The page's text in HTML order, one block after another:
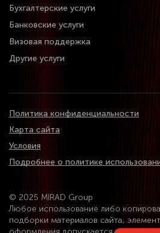
Бухгалтерские услуги
Банковские услуги
Визовая поддержка
Другие услуги
© 2025 MIRAD Group
Любое использование либо
подборки материалов сайта,
Политика конфиденциальности
Карта сайта
Условия
Подробнее о политике